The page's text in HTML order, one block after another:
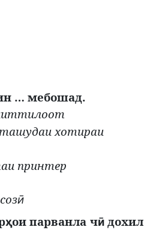
… мебошад.
хотираи
принтер
ӣ
ҳои парванла чӣдохил